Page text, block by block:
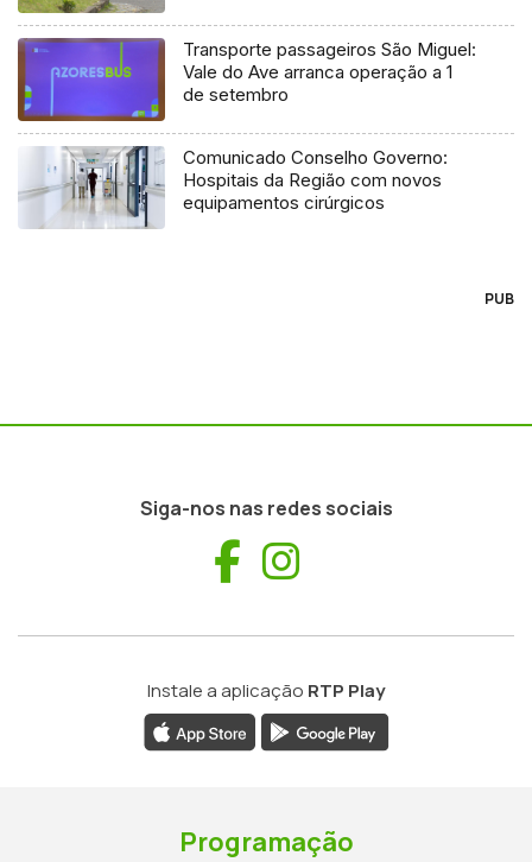
Transporte passageiros São Miguel:
Vale do Ave arranca operação a 1
de setembro
Comunicado Conselho Governo:
Hospitais da Região com novos
equipamentos cirúrgicos
PUB
Siga-nos nas redes sociais
Facebook
Instale a aplicação RTP Play
Programação